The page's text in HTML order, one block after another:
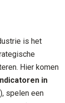
is het
Hier komen
in
spelen een